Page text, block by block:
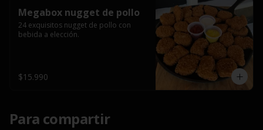
Megabox nugget de pollo
24 exquisitos nugget de pollo con
bebida a elección.
$15.990
Para compartir